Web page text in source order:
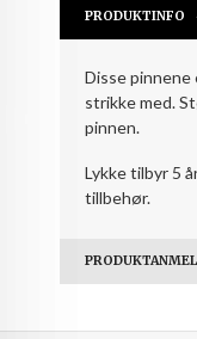
PRODUKTINFO
Disse pinnene
strikke med.
pinnen.
Lykke tilbyr 5
tillbehør.